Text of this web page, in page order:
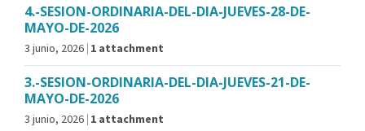
4.-SESION-ORDINARIA-DEL-DIA-JUEVES-28-DE-
MAYO-DE-2026
3 junio, 2026 1 attachment
3.-SESION-ORDINARIA-DEL-DIA-JUEVES-21-DE-
MAYO-DE-2026
3 junio, 2026 1 attachment